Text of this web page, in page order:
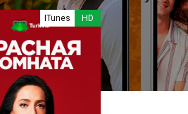
ITunes HD